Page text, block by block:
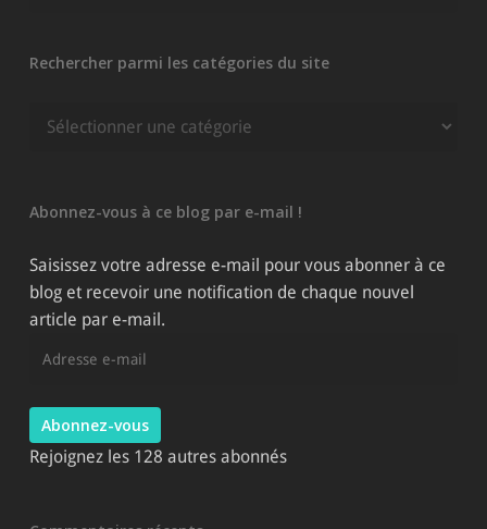
Rechercher parmi les catégories du site
Rechercher
du
Abonnez-vous à ce blog par e-mail !
Saisissez votre adresse e-mail pour vous abonner à ce
blog et recevoir une notification de chaque nouvel
article par e-mail.
Abonnez-vous
Rejoignez les 128 autres abonnés